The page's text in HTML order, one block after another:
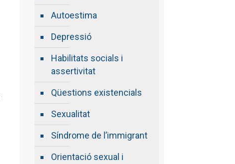
Autoestima
Depressió
Habilitats socials i
assertivitat
Qüestions existencials
Sexualitat
Síndrome de l’immigrant
Orientació sexual i